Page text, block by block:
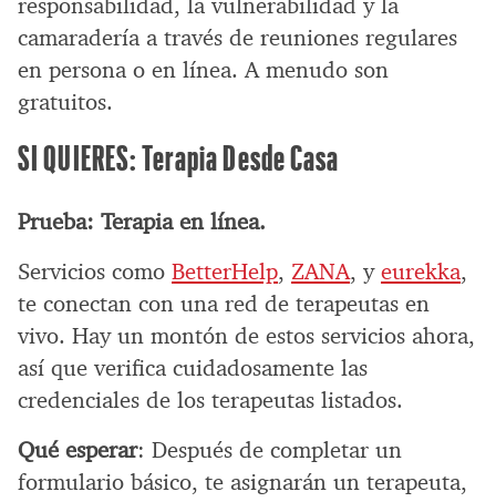
camaradería a través de reuniones regulares
en persona o en línea. A menudo son
gratuitos.
SI QUIERES: Terapia Desde Casa
Prueba: Terapia en línea.
Servicios como BetterHelp, ZANA, yeurekka,
te conectan con una red de terapeutas en
vivo. Hay un montón de estos servicios ahora,
así que verifica cuidadosamente las
credenciales de los terapeutas listados.
Qué esperar: Después de completar un
formulario básico, te asignarán un terapeuta,